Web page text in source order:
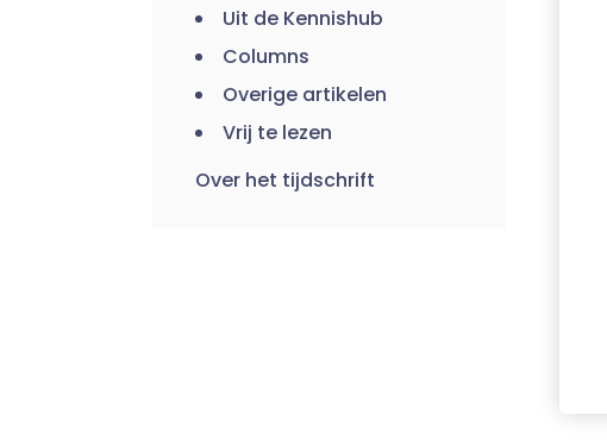
Uit de Kennishub
Columns
Overige artikelen
Vrij te lezen
Over het tijdschrift